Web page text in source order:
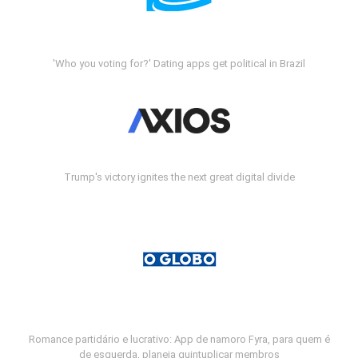
'Who you voting for?' Dating apps get political in Brazil
Trump's victory ignites the next great digital divide
Romance partidário e lucrativo: App de namoro Fyra, para quem é
de esquerda, planeja quintuplicar membros